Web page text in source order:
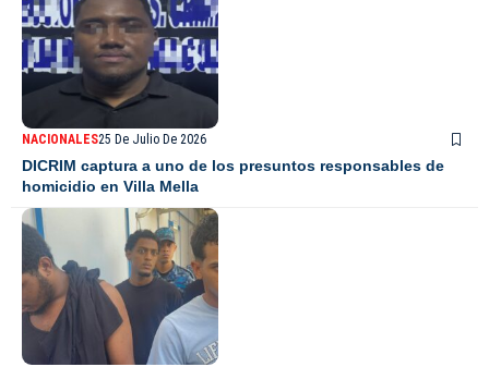
NACIONALES25 De Julio De 2026
DICRIM captura a uno de los presuntos responsables de
homicidio en Villa Mella